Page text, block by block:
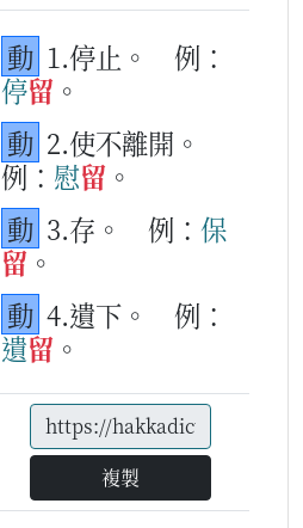
動 1.停止。
例：
停留 。
動 2.使不離開。
例： 慰留 。
動 3.存。 例： 保
留。
動 4.遺下。
例：
遺留 。
複製